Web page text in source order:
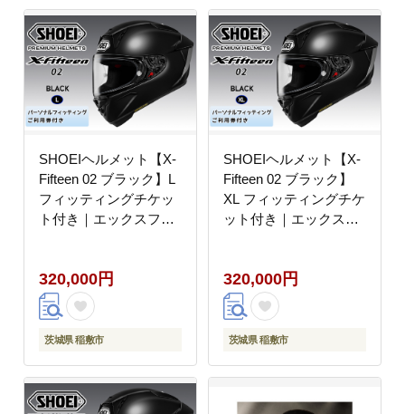
SHOEIヘルメット【X-
Fifteen 02 ブラック】L
フィッティングチケッ
ト付き｜エックスフィ
リング レーサー ショウ
エイ [2210]
320,000円
茨城県 稲敷市
SHOEIヘルメット【X-
Fifteen 02 ブラック】
XL フィッティングチケ
ット付き｜エックスフ
ーリング レーサー ショ
ウエイ [2211]
320,000円
茨城県 稲敷市